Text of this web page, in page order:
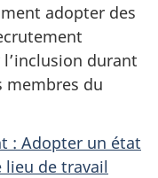
adopter des
durant
membres du
: Adopter un état
de travail